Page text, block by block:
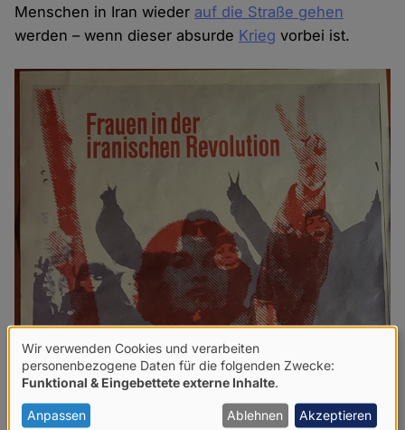
Menschen in Iran wieder auf die Straße gehen
werden – wenn dieser absurde Krieg vorbei ist.
Verwendung
von
personenbezogenen
Wir verwenden Cookies und verarbeiten
personenbezogene Daten für die folgenden Zwecke:
Funktional & Eingebettete externe Inhalte
Anpassen Ablehnen Akzeptieren